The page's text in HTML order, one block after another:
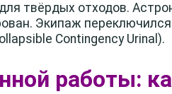
твёрдых отходов.
Экипаж
Contingency Urinal).
работы: